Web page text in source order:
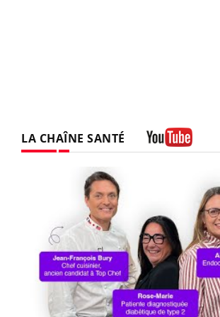
LA CHAÎNE SANTÉ